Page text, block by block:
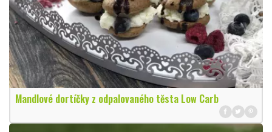
Mandlové dortíčky z odpalovaného těsta Low Carb